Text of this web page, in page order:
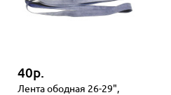
40р.
Лента ободная 26-29",